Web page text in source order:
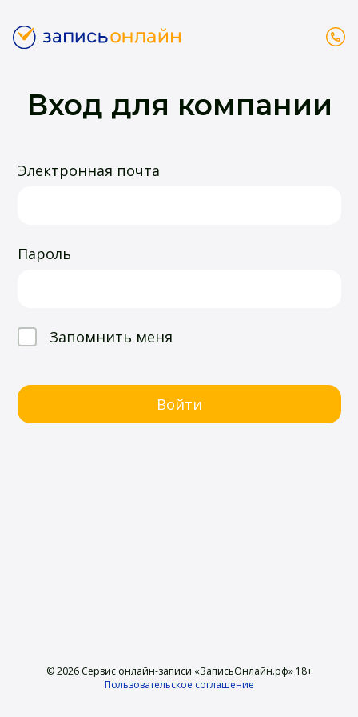
Вход для компании
Электронная почта
Пароль
Запомнить меня
© 2026 Сервис онлайн-записи «ЗаписьОнлайн.рф» 18+
Пользовательское соглашение